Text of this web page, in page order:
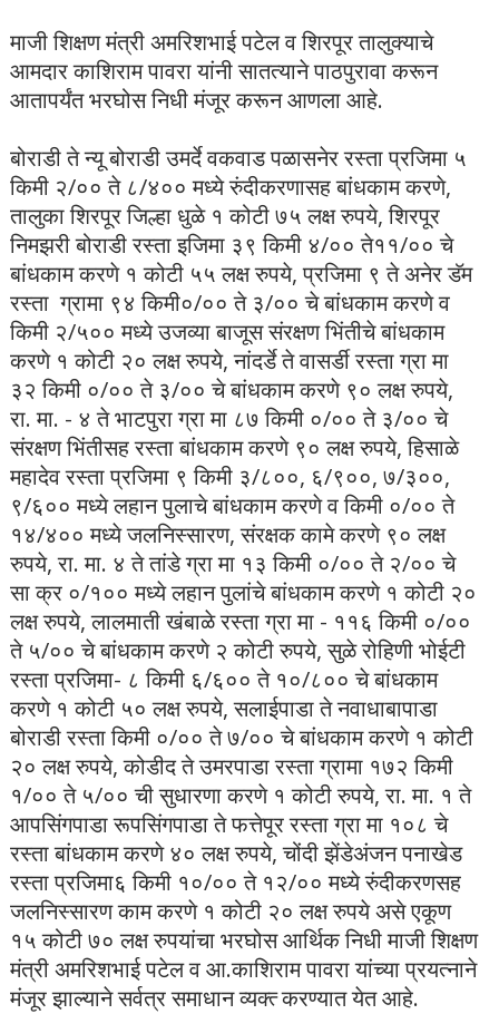
माजी शिक्षण मंत्री अमरिशभाई पटेल व शिरपूर तालुक्याचे
आमदार काशिराम पावरा यांनी सातत्याने पाठपुरावा करून
आतापर्यंत भरघोस निधी मंजूर करून आणला आहे.
बोराडी ते न्यू बोराडी उमर्दे वकवाड पळासनेर रस्ता प्रजिमा ५
किमी २/०० ते ८/४०० मध्ये रुंदीकरणासह बांधकाम करणे,
तालुका शिरपूर जिल्हा धुळे १ कोटी ७५ लक्ष रुपये, शिरपूर
निमझरी बोराडी रस्ता इजिमा ३९ किमी ४/०० ते११/०० चे
बांधकाम करणे १ कोटी ५५ लक्ष रुपये, प्रजिमा ९ ते अनेर डॅम
रस्ता ग्रामा ९४ किमी०/०० ते ३/०० चे बांधकाम करणे व
किमी २/५०० मध्ये उजव्या बाजूस संरक्षण भिंतीचे बांधकाम
करणे १ कोटी २० लक्ष रुपये, नांदर्डे ते वासर्डी रस्ता ग्रा मा
३२ किमी ०/०० ते ३/०० चे बांधकाम करणे ९० लक्ष रुपये,
रा. मा. - ४ ते भाटपुरा ग्रा मा ८७ किमी ०/०० ते ३/०० चे
संरक्षण भिंतीसह रस्ता बांधकाम करणे ९० लक्ष रुपये, हिसाळे
महादेव रस्ता प्रजिमा ९ किमी ३/८००, ६/९००, ७/३००,
९/६०० मध्ये लहान पुलाचे बांधकाम करणे व किमी ०/०० ते
१४/४०० मध्ये जलनिस्सारण, संरक्षक कामे करणे ९० लक्ष
रुपये, रा. मा. ४ ते तांडे ग्रा मा १३ किमी ०/०० ते २/०० चे
सा क्र ०/१०० मध्ये लहान पुलांचे बांधकाम करणे १ कोटी २०
लक्ष रुपये, लालमाती खंबाळे रस्ता ग्रा मा - ११६ किमी ०/००
ते ५/०० चे बांधकाम करणे २ कोटी रुपये, सुळे रोहिणी भोईटी
रस्ता प्रजिमा- ८ किमी ६/६०० ते १०/८०० चे बांधकाम
करणे १ कोटी ५० लक्ष रुपये, सलाईपाडा ते नवाधाबापाडा
बोराडी रस्ता किमी ०/०० ते ७/०० चे बांधकाम करणे १ कोटी
२० लक्ष रुपये, कोडीद ते उमरपाडा रस्ता ग्रामा १७२ किमी
१/०० ते ५/०० ची सुधारणा करणे १ कोटी रुपये, रा. मा. १ ते
आपसिंगपाडा रूपसिंगपाडा ते फत्तेपूर रस्ता ग्रा मा १०८ चे
रस्ता बांधकाम करणे ४० लक्ष रुपये, चोंदी झेंडेअंजन पनाखेड
रस्ता प्रजिमा६ किमी १०/०० ते १२/०० मध्ये रुंदीकरणसह
जलनिस्सारण काम करणे १ कोटी २० लक्ष रुपये असे एकूण
१५ कोटी ७० लक्ष रुपयांचा भरघोस आर्थिक निधी माजी शिक्षण
मंत्री अमरिशभाई पटेल व आ.काशिराम पावरा यांच्या प्रयत्नाने
मंजूर झाल्याने सर्वत्र समाधान व्यक्त्‍ करण्यात येत आहे.